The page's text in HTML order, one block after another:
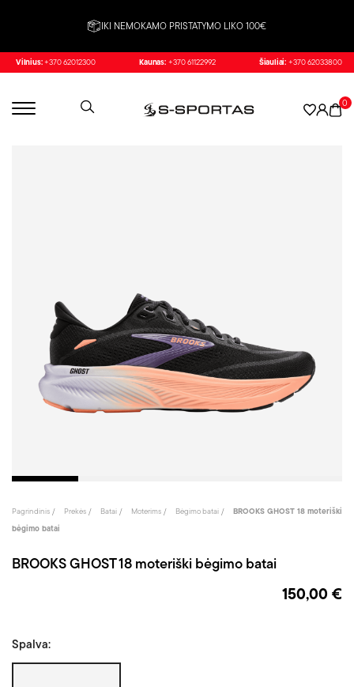
IKI NEMOKAMO PRISTATYMO LIKO 100€
Vilnius: +370 62012300 Kaunas: +370 61122992 Šiauliai: +370 62033800
0
Pagrindinis Prekės Batai Moterims Bėgimo batai
BROOKS GHOST 18 moteriški
bėgimo batai
BROOKS GHOST 18 moteriški bėgimo batai
150,00 €
Spalva: